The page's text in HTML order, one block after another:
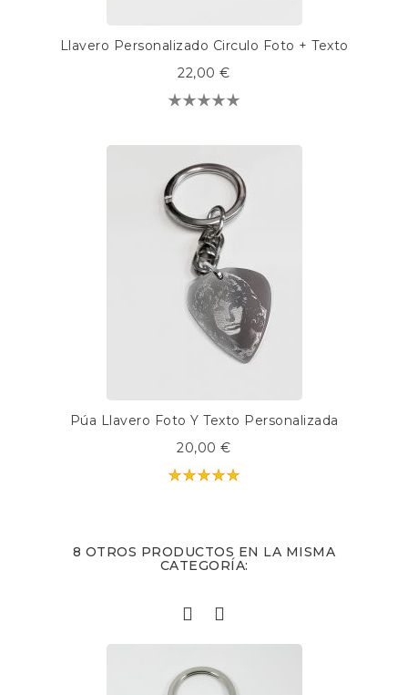
Llavero Personalizado Circulo Foto + Texto
22,00 €
Púa Llavero Foto Y Texto Personalizada
20,00 €
8 OTROS PRODUCTOS EN LA MISMA
CATEGORÍA: